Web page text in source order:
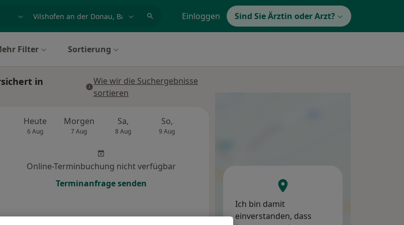
Einloggen Sind Sie Ärztin oder Arzt?
Filter Sortierung
in
Wie wir die Suchergebnisse
sortieren
Heute
6 Aug
Morgen
7 Aug
Sa,
8 Aug
So,
9 Aug
Online-Terminbuchung nicht verfügbar
Terminanfrage senden
Ich bin damit
einverstanden, dass